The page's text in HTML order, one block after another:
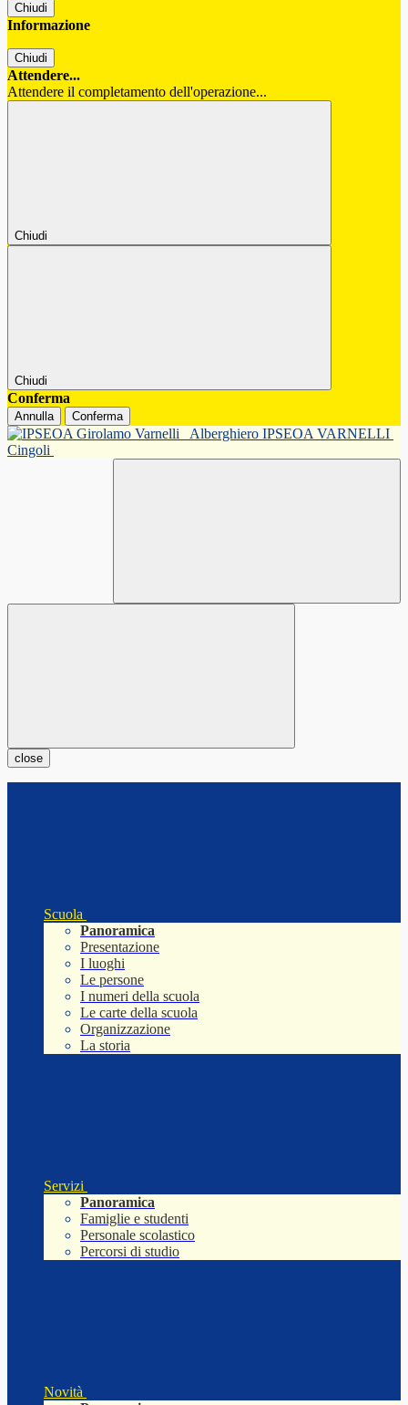
Chiudi
Informazione
Chiudi
Attendere...
Attendere il completamento dell'operazione...
Chiudi
Chiudi
Conferma
Annulla Conferma
Alberghiero IPSEOA VARNELLI
Cingoli
close
Scuola
Panoramica
Presentazione
I luoghi
Le persone
I numeri della scuola
Le carte della scuola
Organizzazione
La storia
Servizi
Panoramica
Famiglie e studenti
Personale scolastico
Percorsi di studio
Novità